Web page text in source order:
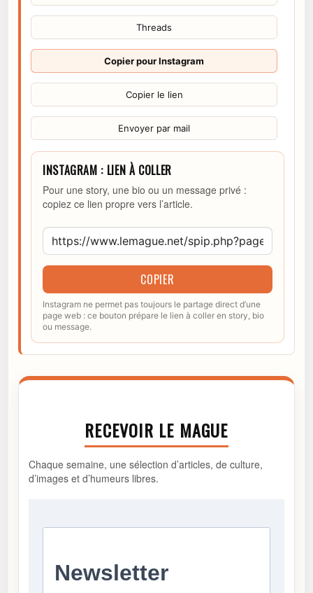
Threads
Copier pour Instagram
Copier le lien
Envoyer par mail
INSTAGRAM : LIEN À COLLER
Pour une story, une bio ou un message privé :
copiez ce lien propre vers l’article.
COPIER
Instagram ne permet pas toujours le partage direct d’une
page web : ce bouton prépare le lien à coller en story, bio
ou message.
RECEVOIR LE MAGUE
Chaque semaine, une sélection d’articles, de culture,
d’images et d’humeurs libres.